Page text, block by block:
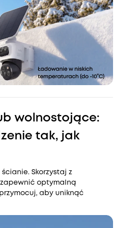
wolnostojące:
tak, jak
Skorzystaj z
optymalną
aby uniknąć